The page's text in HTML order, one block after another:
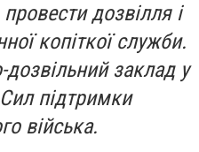
дозвілля і
копіткої служби.
заклад у
підтримки
війська.